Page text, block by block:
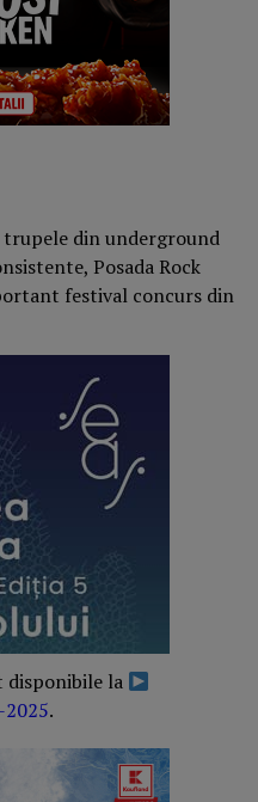
din underground
Posada Rock
festival concurs din
disponibile la
.